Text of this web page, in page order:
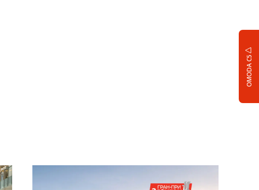
OMODA C5